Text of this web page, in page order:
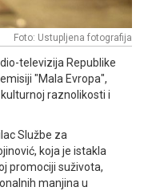
Foto: Ustupljena fotografija
televizija Republike
"Mala Evropa",
raznolikosti i
Službe za
koja je istakla
promociji suživota,
manjina u